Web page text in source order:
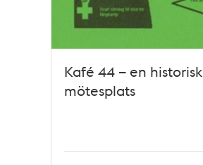
Kafé 44 – en historisk
mötesplats